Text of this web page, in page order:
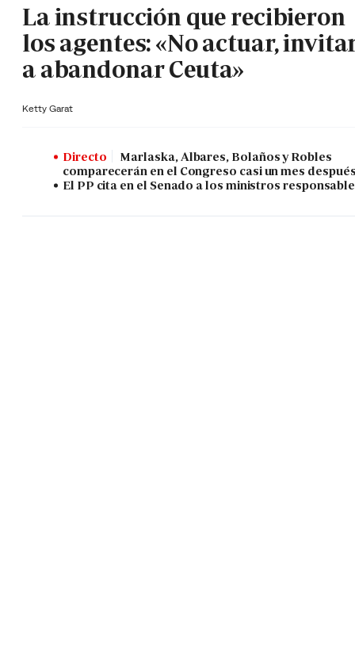
La instrucción que recibieron
los agentes: «No actuar,
a abandonar Ceuta»
Ketty Garat
Directo
Marlaska, Albares, Bolaños y Robles
comparecerán en el Congreso casi un mes
El PP cita en el Senado a los ministros